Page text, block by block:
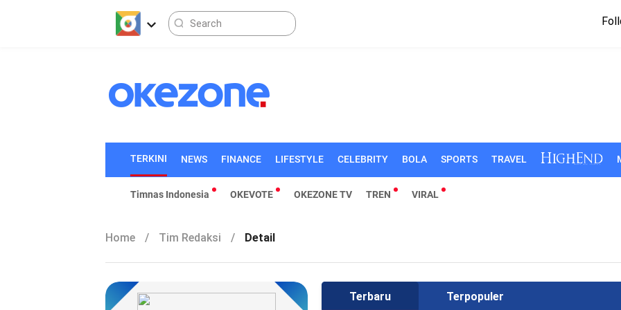
TERKINI NEWS FINANCE LIFESTYLE CELEBRITY BOLA SPORTS TRAVEL
Timnas Indonesia OKEVOTE OKEZONE TV TREN VIRAL
Home / Tim Redaksi / Detail
Terbaru Terpopuler